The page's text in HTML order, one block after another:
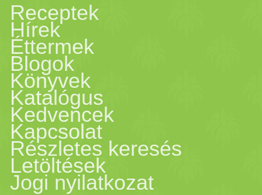
Receptek
Hírek
Éttermek
Blogok
Könyvek
Katalógus
Kedvencek
Kapcsolat
Részletes keresés
Letöltések
Jogi nyilatkozat